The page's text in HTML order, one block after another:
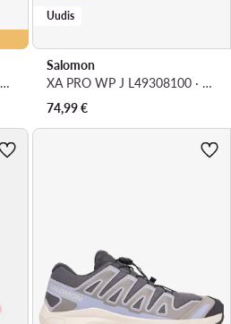
XA PRO WP J L49294000 · Jooksujalatsid
Uudis
Salomon
XA PRO WP J L49308100 · Jooksujalatsid
74,99€